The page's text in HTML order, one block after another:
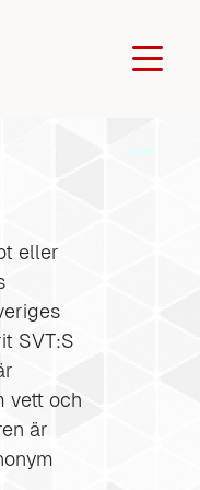
eller
SVT:S
vett och
är